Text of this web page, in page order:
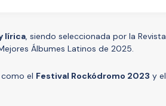
lírica, siendo seleccionada por la Revista
Álbumes Latinos de 2025.
el Festival Rockódromo 2023 y el